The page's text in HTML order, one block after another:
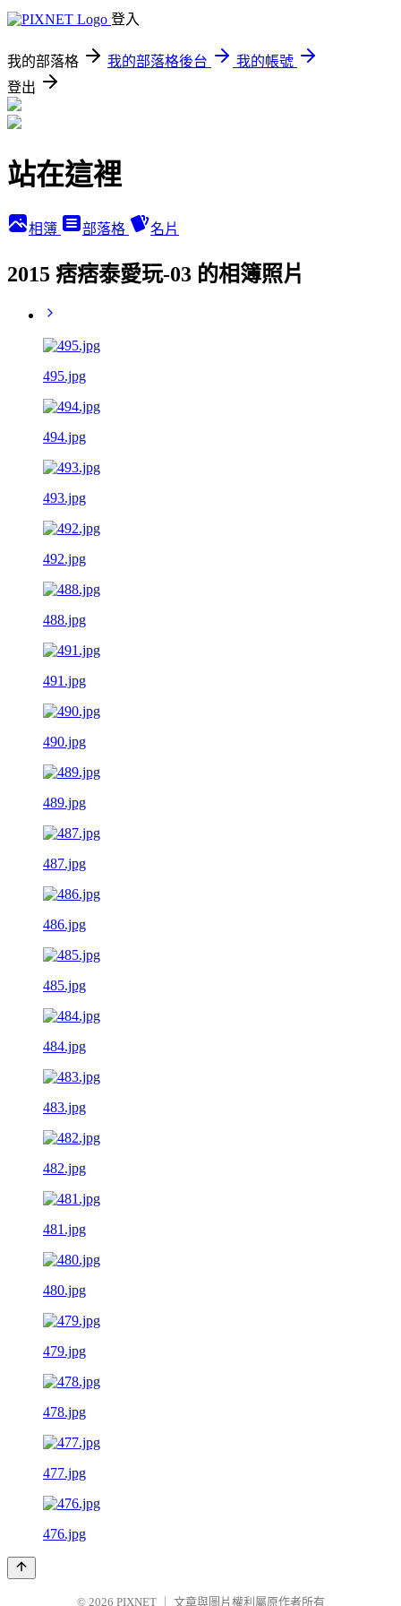
登入
我的部落格 我的部落格後台
我的帳號
登出
站在這裡
相簿 部落格 名片
2015 痞痞泰愛玩-03 的相簿照片
495.jpg
494.jpg
493.jpg
492.jpg
488.jpg
491.jpg
490.jpg
489.jpg
487.jpg
486.jpg
485.jpg
484.jpg
483.jpg
482.jpg
481.jpg
480.jpg
479.jpg
478.jpg
477.jpg
476.jpg
© 2026 PIXNET 文章與圖片權利屬原作者所有